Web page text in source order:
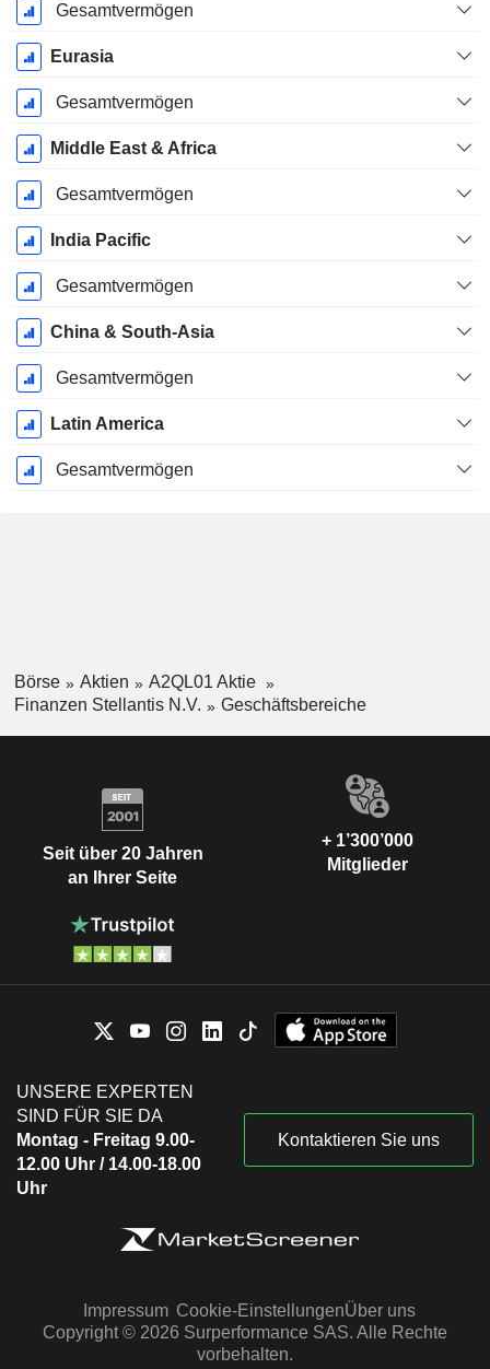
Gesamtvermögen
Eurasia
Gesamtvermögen
Middle East & Africa
Gesamtvermögen
India Pacific
Gesamtvermögen
China & South-Asia
Gesamtvermögen
Latin America
Gesamtvermögen
Börse Aktien
A2QL01 Aktie
Finanzen Stellantis N.V.
Geschäftsbereiche
Seit über 20 Jahren
an Ihrer Seite
+ 1’300’000
Mitglieder
UNSERE EXPERTEN
SIND FÜR SIE DA
Montag - Freitag 9.00-
12.00 Uhr / 14.00-18.00
Uhr
Kontaktieren Sie uns
Impressum Cookie-EinstellungenÜber uns
Copyright © 2026 Surperformance SAS. Alle Rechte
vorbehalten.